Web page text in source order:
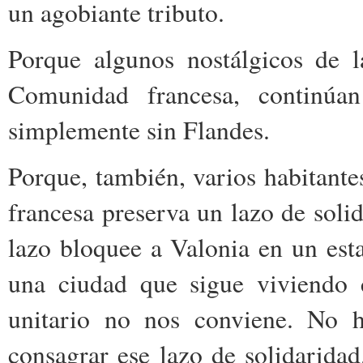
un agobiante tributo.
Porque algunos nostálgicos
Comunidad francesa,
simplemente sin Flandes.
Porque, también, varios
francesa preserva un lazo de
lazo bloquee a Valonia en un
una ciudad que sigue
unitario no nos conviene. No
consagrar ese lazo de